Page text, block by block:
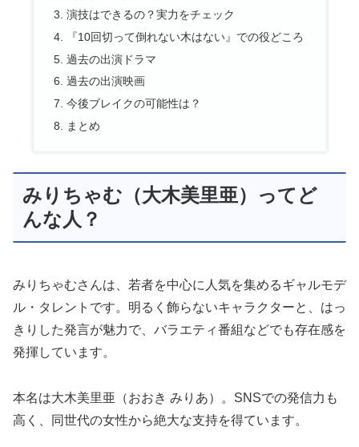
演技はできるの？実力をチェック
『10回切って倒れない木はない』での役どころ
過去の出演ドラマ
過去の出演映画
今後ブレイクの可能性は？
まとめ
みりちゃむ（大木美里亜）ってど
んな人？
みりちゃむさんは、若者を中心に人気を集めるギャルモデ
ル・タレントです。明るく飾らないキャラクターと、はっ
きりした発言が魅力で、バラエティ番組などでも存在感を
発揮しています。
本名は大木美里亜（おおき みりあ）。SNSでの発信力も
高く、同世代の女性から絶大な支持を得ています。